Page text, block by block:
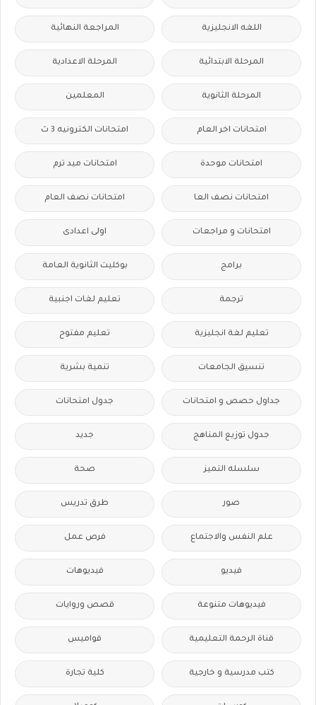
اللغه الانجليزية المراجعة النهائية
المرحلة الابتدائية المرحلة الاعدادية
المرحلة الثانوية المعلمين
امتحانات اخر العام امتحانات الكترونيه 3 ث
امتحانات موحدة امتحانات ميد ترم
امتحانات نصف العا امتحانات نصف العام
امتحانات و مراجعات اولى اعدادى
برامج بوكليت الثانوية العامة
ترجمة تعليم لغات اجنبية
تعليم لغة انجليزية تعليم مفتوح
تنسيق الجامعات تنمية بشرية
جداول حصص و امتحانات جدول امتحانات
جدول توزيع المناهج جديد
سلسله التميز صحة
صور طرق تدريس
علم النفس والاجتماع فرص عمل
فيديو فيديوهات
فيديوهات متنوعة قصص وروايات
قناة الرحمة التعليمية قواميس
كتب مدرسية و خارجية كلية تجارة